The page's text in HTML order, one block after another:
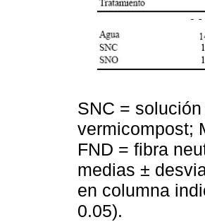
SNC =
vermicompost;
FND = fibra
medias ±
en columna
0.05).